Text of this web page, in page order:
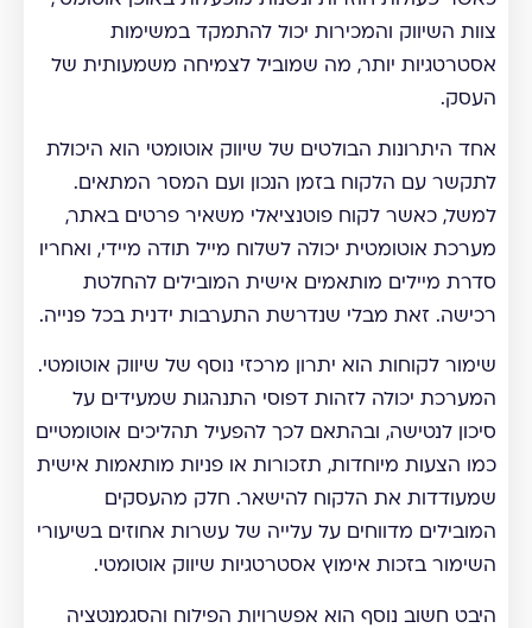
צוות השיווק והמכירות יכול להתמקד במשימות
אסטרטגיות יותר, מה שמוביל לצמיחה משמעותית של
העסק.
אחד היתרונות הבולטים של שיווק אוטומטי הוא היכולת
לתקשר עם הלקוח בזמן הנכון ועם המסר המתאים.
למשל, כאשר לקוח פוטנציאלי משאיר פרטים באתר,
מערכת אוטומטית יכולה לשלוח מייל תודה מיידי, ואחריו
סדרת מיילים מותאמים אישית המובילים להחלטת
רכישה. זאת מבלי שנדרשת התערבות ידנית בכל פנייה.
שימור לקוחות הוא יתרון מרכזי נוסף של שיווק אוטומטי.
המערכת יכולה לזהות דפוסי התנהגות שמעידים על
סיכון לנטישה, ובהתאם לכך להפעיל תהליכים אוטומטיים
כמו הצעות מיוחדות, תזכורות או פניות מותאמות אישית
שמעודדות את הלקוח להישאר. חלק מהעסקים
המובילים מדווחים על עלייה של עשרות אחוזים בשיעורי
השימור בזכות אימוץ אסטרטגיות שיווק אוטומטי.
היבט חשוב נוסף הוא אפשרויות הפילוח והסגמנטציה